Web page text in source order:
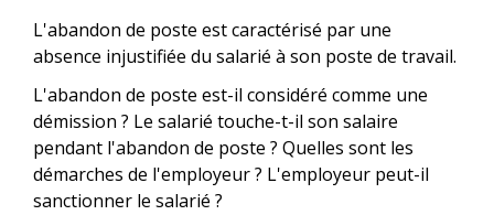
L'abandon de poste est caractérisé par une
absence injustifiée du salarié à son poste de travail.
L'abandon de poste est-il considéré comme une
démission ? Le salarié touche-t-il son salaire
pendant l'abandon de poste ? Quelles sont les
démarches de l'employeur ? L'employeur peut-il
sanctionner le salarié ?